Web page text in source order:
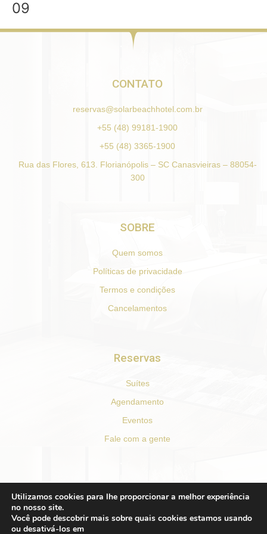
o
09
CONTATO
reservas@solarbeachhotel.com.br
+55 (48) 99181-1900
+55 (48) 3365-1900
Rua das Flores, 613. Florianópolis – SC Canasvieiras – 88054-
300
SOBRE
Quem somos
Políticas de privacidade
Termos e condições
Cancelamentos
Reservas
Suítes
Agendamento
Eventos
Fale com a gente
F
a
n
T
r
Y
o
Utilizamos cookies para lhe proporcionar a melhor experiência
no nosso site.
Você pode descobrir mais sobre quais cookies estamos usando
ou desativá-los em